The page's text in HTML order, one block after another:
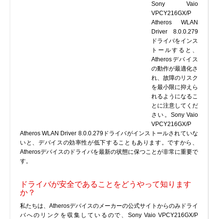
ファイル変換
プログラム
Sony Vaio
VPCY216GX/P
Atheros WLAN
Driver 8.0.0.279
ドライバをインス
トールすると、
Atherosデバイス
の動作が最適化さ
れ、故障のリスク
を最小限に抑えら
れるようになるこ
とに注意してくだ
さい。Sony Vaio
VPCY216GX/P
Atheros WLAN Driver 8.0.0.279ドライバがインストールされていな
いと、デバイスの効率性が低下することもあります。ですから、
Atherosデバイスのドライバを最新の状態に保つことが非常に重要で
す。
ドライバが安全であることをどうやって知ります
か？
私たちは、Atherosデバイスのメーカーの公式サイトからのみドライ
バへのリンクを収集しているので、Sony Vaio VPCY216GX/P